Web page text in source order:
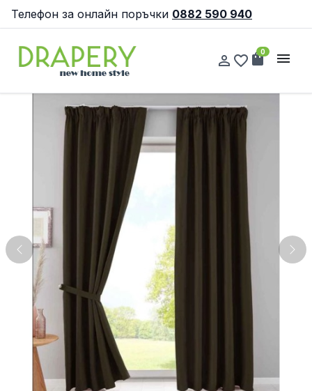
Телефон за онлайн поръчки 0882 590 940
person_outline favorite_border shopping_bag
0 menu
Previous